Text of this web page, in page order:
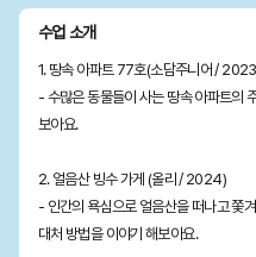
수업 소개
1. 땅속 아파트 77호(소담주니어 /
- 수많은 동물들이 사는 땅속 아파트의
보아요.
2. 얼음산 빙수 가게 (올리 / 2024)
- 인간의 욕심으로 얼음산을 떠나고 쫓
대처 방법을 이야기 해보아요.